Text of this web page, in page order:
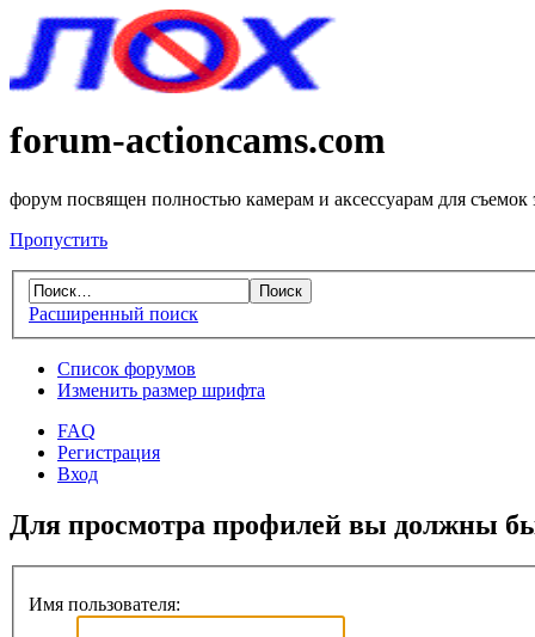
forum-actioncams.com
форум посвящен полностью камерам и аксессуарам для съемок
Пропустить
Расширенный поиск
Список форумов
Изменить размер шрифта
FAQ
Регистрация
Вход
Для просмотра профилей вы должны
Имя пользователя: